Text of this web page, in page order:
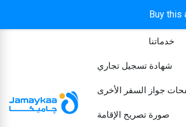
Buy this
خدماتنا
شهادة تسجيل تجاري
جواز السفر الأخرى
صورة تصريح الإقامة